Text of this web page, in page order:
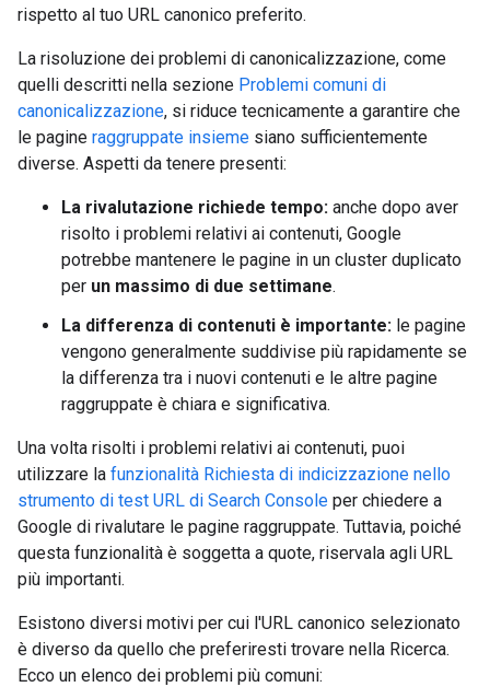
rispetto al tuo URL canonico preferito.
La risoluzione dei problemi di canonicalizzazione, come
quelli descritti nella sezione Problemi comuni di
canonicalizzazione, si riduce tecnicamente a garantire che
le pagine raggruppate insieme siano sufficientemente
diverse. Aspetti da tenere presenti:
La rivalutazione richiede tempo: anche dopo aver
risolto i problemi relativi ai contenuti, Google
potrebbe mantenere le pagine in un cluster duplicato
per un massimo di due settimane.
La differenza di contenuti è importante: le pagine
vengono generalmente suddivise più rapidamente se
la differenza tra i nuovi contenuti e le altre pagine
raggruppate è chiara e significativa.
Una volta risolti i problemi relativi ai contenuti, puoi
utilizzare la funzionalità Richiesta di indicizzazione nello
strumento di test URL di Search Console per chiedere a
Google di rivalutare le pagine raggruppate. Tuttavia, poiché
questa funzionalità è soggetta a quote, riservala agli URL
più importanti.
Esistono diversi motivi per cui l'URL canonico selezionato
è diverso da quello che preferiresti trovare nella Ricerca.
Ecco un elenco dei problemi più comuni: